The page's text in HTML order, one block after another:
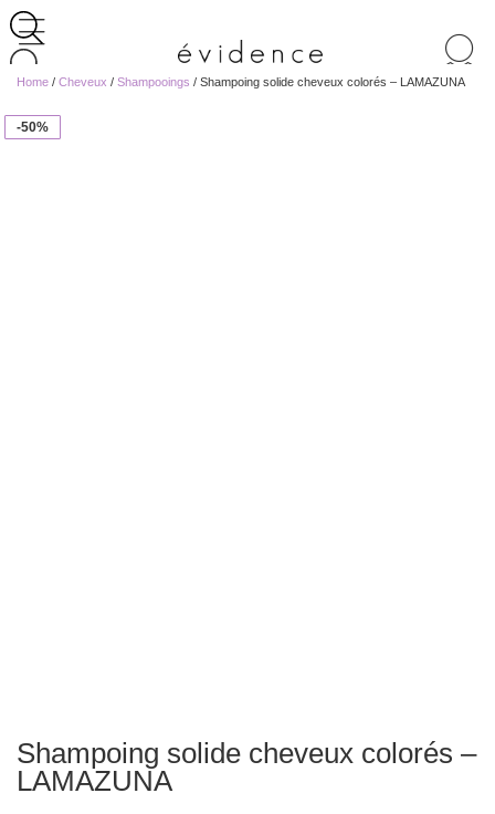
de
Home / Cheveux / Shampooings / Shampoing solide cheveux colorés – LAMAZUNA
-50%
Shampoing solide cheveux colorés –
LAMAZUNA